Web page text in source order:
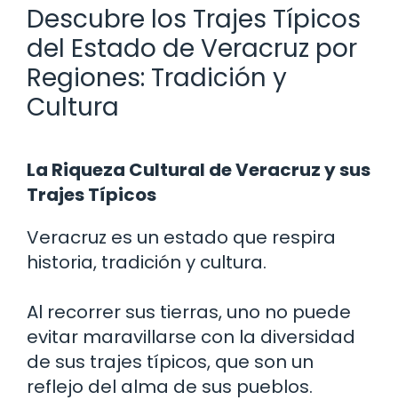
Descubre los Trajes Típicos
del Estado de Veracruz por
Regiones: Tradición y
Cultura
La Riqueza Cultural de Veracruz y sus
Trajes Típicos
Veracruz es un estado que respira
historia, tradición y cultura.
Al recorrer sus tierras, uno no puede
evitar maravillarse con la diversidad
de sus trajes típicos, que son un
reflejo del alma de sus pueblos.